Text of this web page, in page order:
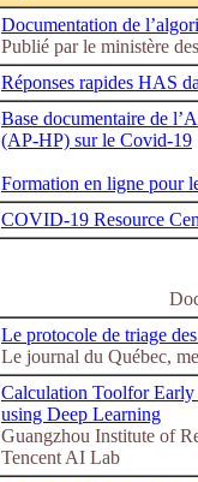
Documentation de
Publié par le ministère
Réponses rapides HAS
Base documentaire de
(AP-HP) sur le Covid-19
Formation en ligne pour
COVID-19 Resource
Le protocole de triage
Le journal du Québec,
Calculation Toolfor
using Deep Learning
Guangzhou Institute of
Tencent AI Lab